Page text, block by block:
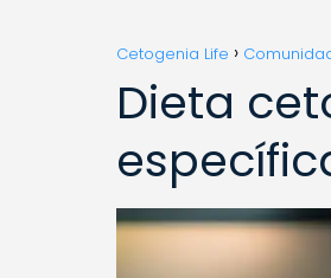
Cetogenia Life
Dieta